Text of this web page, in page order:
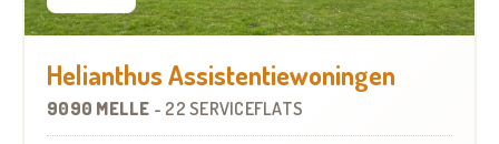
Helianthus Assistentiewoningen
9090 MELLE - 22 SERVICEFLATS